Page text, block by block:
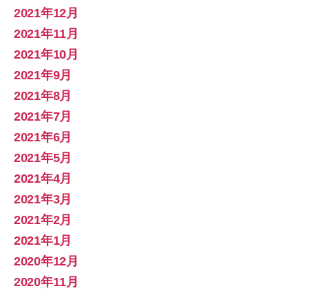
2021年12月
2021年11月
2021年10月
2021年9月
2021年8月
2021年7月
2021年6月
2021年5月
2021年4月
2021年3月
2021年2月
2021年1月
2020年12月
2020年11月